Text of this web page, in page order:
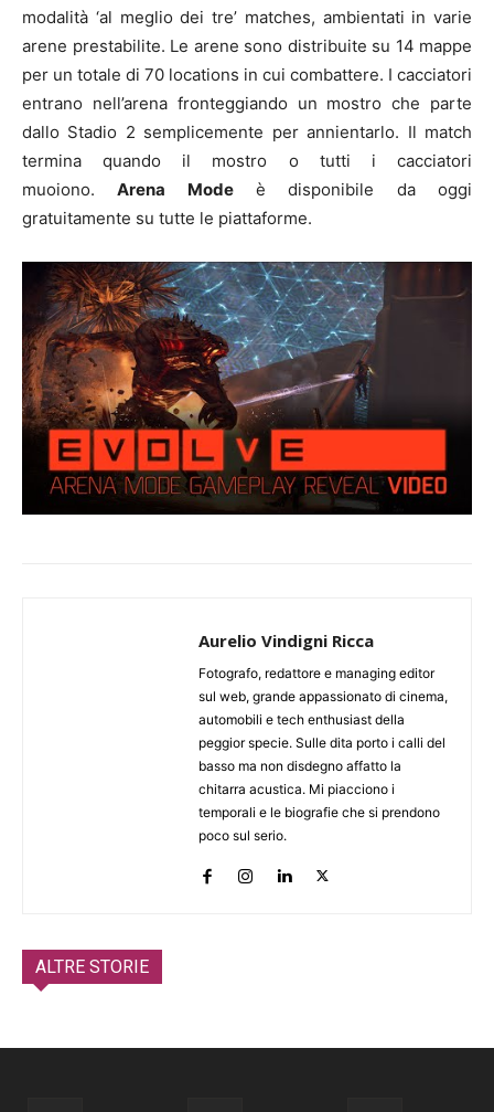
modalità ‘al meglio dei tre’ matches, ambientati in varie
arene prestabilite. Le arene sono distribuite su 14 mappe
per un totale di 70 locations in cui combattere. I cacciatori
entrano nell’arena fronteggiando un mostro che parte
dallo Stadio 2 semplicemente per annientarlo. Il match
termina quando il mostro o tutti i cacciatori
muoiono.Arena Modeè disponibile da oggi
gratuitamente su tutte le piattaforme.
Aurelio Vindigni Ricca
Fotografo, redattore e managing editor
sul web, grande appassionato di cinema,
automobili e tech enthusiast della
peggior specie. Sulle dita porto i calli del
basso ma non disdegno affatto la
chitarra acustica. Mi piacciono i
temporali e le biografie che si prendono
poco sul serio.
ALTRE STORIE